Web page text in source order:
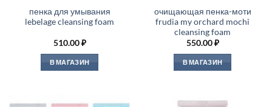
пенка для умывания
lebelage cleansing foam
510.00₽
В МАГАЗИН
очищающая пенка-моти
frudia my orchard mochi
cleansing foam
550.00₽
В МАГАЗИН